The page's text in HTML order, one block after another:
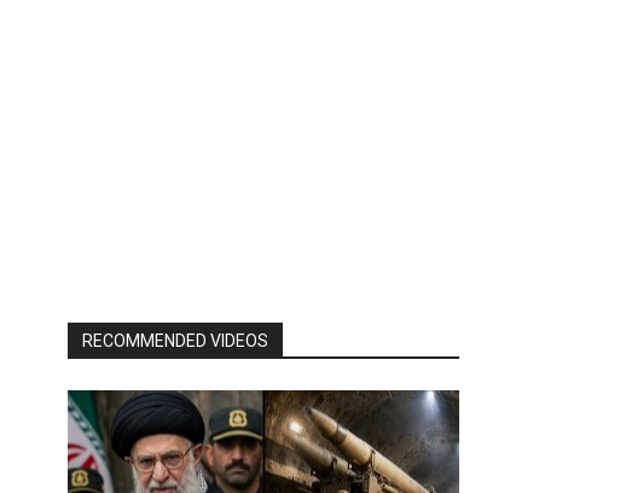
RECOMMENDED VIDEOS